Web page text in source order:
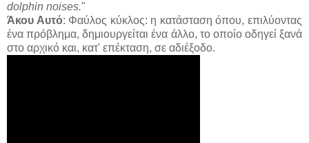
dolphin noises."
Άκου Αυτό: Φαύλος κύκλος: η κατάσταση όπου, επιλύοντας
ένα πρόβλημα, δημιουργείται ένα άλλο, το οποίο οδηγεί ξανά
στο αρχικό και, κατ' επέκταση, σε αδιέξοδο.